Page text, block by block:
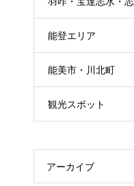
能登エリア
能美市・川北町
観光スポット
アーカイブ